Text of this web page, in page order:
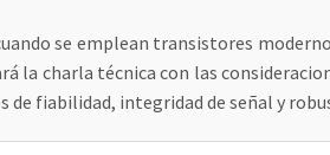
se emplean transistores
charla técnica con las
de fiabilidad, integridad de señal y